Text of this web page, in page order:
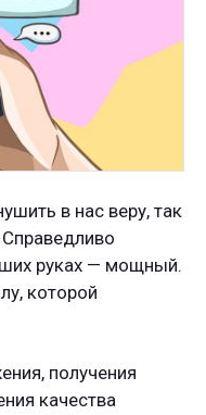
в нас веру, так
руках — мощный.
которой
получения
качества